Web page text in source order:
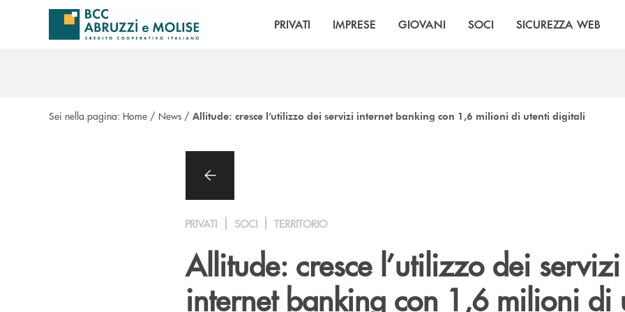
Salta al contenuto principale
PRIVATI IMPRESE GIOVANI SOCI SICUREZZA WEB
Sei nella pagina: Home / News / Allitude: cresce l’utilizzo dei servizi internet banking con 1,6 milioni di utenti digitali
PRIVATI SOCI TERRITORIO
Allitude: cresce l’utilizzo dei servizi
internet banking con 1,6 milioni di